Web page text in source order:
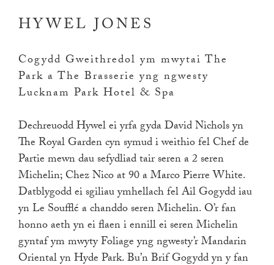
HYWEL JONES
Cogydd Gweithredol ym mwytai The
Park a The Brasserie yng ngwesty
Lucknam Park Hotel & Spa
Dechreuodd Hywel ei yrfa gyda David Nichols yn
The Royal Garden cyn symud i weithio fel Chef de
Partie mewn dau sefydliad tair seren a 2 seren
Michelin; Chez Nico at 90 a Marco Pierre White.
Datblygodd ei sgiliau ymhellach fel Ail Gogydd iau
yn Le Soufflé a chanddo seren Michelin. O’r fan
honno aeth yn ei flaen i ennill ei seren Michelin
gyntaf ym mwyty Foliage yng ngwesty’r Mandarin
Oriental yn Hyde Park. Bu’n Brif Gogydd yn y fan